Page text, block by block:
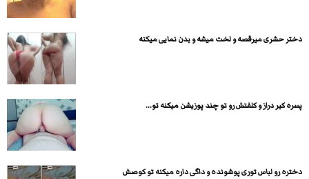
دختر حشری میرقصه و لخت میشه و بدن نمایی میکنه
پسره کیر دراز و کلفتش رو تو چند پوزیشن میکنه تو...
دختره رو لباس توری پوشونده و داگی داره میکنه تو کوصش